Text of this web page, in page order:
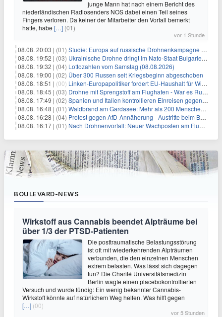
junge Mann hat nach einem Bericht des
niederländischen Radiosenders NOS dabei einen Teil seines
Fingers verloren. Da keiner der Mitarbeiter den Vorfall bemerkt
hatte, habe […] (01)
vor 1 Stunde
08.08. 20:03 | (01) Studie: Europa auf russische Drohnenkampagne unzureichend vorbereitet
08.08. 19:52 | (03) Ukrainische Drohne dringt im Nato-Staat Bulgarien ein
08.08. 19:32 | (04) Lottozahlen vom Samstag (08.08.2026)
08.08. 19:00 | (02) Über 300 Russen seit Kriegsbeginn abgeschoben
08.08. 18:51 | (00) Linken-Europapolitiker fordert EU-Haushalt für Wirtschaftsumbau
08.08. 18:45 | (03) Drohne mit Sprengstoff am Flughafen - War es Russland?
08.08. 17:49 | (02) Spanien und Italien kontrollieren Einreisen gegenseitig
08.08. 16:48 | (01) Waldbrand am Gardasee: Mehr als 200 Menschen evakuiert
08.08. 16:28 | (04) Protest gegen AfD-Annäherung - Austritte beim BSW Sachsen-Anhalt
08.08. 16:17 | (01) Nach Drohnenvorfall: Neuer Wachposten am Flughafen
BOULEVARD-NEWS
Wirkstoff aus Cannabis beendet Alpträume bei
über 1/3 der PTSD-Patienten
Die posttraumatische Belastungsstörung
ist oft mit wiederkehrenden Alpträumen
verbunden, die den einzelnen Menschen
extrem belasten. Was lässt sich dagegen
tun? Die Charité Universitätsmedizin
Berlin wagte einen placebokontrollierten
Versuch und wurde fündig: Ein wenig bekannter Cannabis-
Wirkstoff könnte auf natürlichem Weg helfen. Was hilft gegen
[…] (00)
vor 5 Stunden